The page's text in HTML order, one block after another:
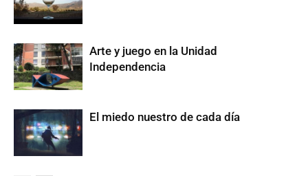
Arte y juego en la Unidad
Independencia
El miedo nuestro de cada día